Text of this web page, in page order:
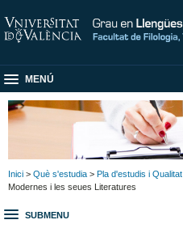
MENÚ
Inici > Què s'estudia > Pla d'estudis i Qualitat
Modernes i les seues Literatures
SUBMENU